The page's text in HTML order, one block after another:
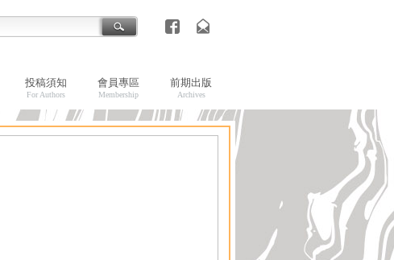
投稿須知
For Authors
會員專區
Membership
前期出版
Archives